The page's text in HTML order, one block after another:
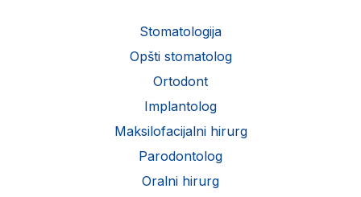
Stomatologija
Opšti stomatolog
Ortodont
Implantolog
Maksilofacijalni hirurg
Parodontolog
Oralni hirurg